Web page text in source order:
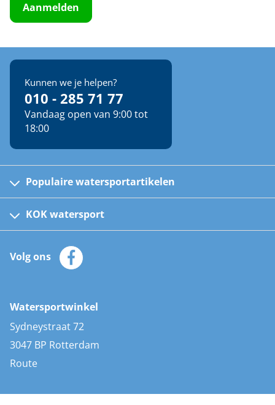
Aanmelden
Kunnen we je helpen?
010 - 285 71 77
Vandaag open van 9:00 tot
18:00
Populaire watersportartikelen
Kinder reddingsvesten
Automatische reddingsvesten
Zeilkleding
Zonnepanelen
AIS transponders
Stootwillen en fenders
Bootkussens
Zwemtrappen
KOK watersport
Klantenservice
Merken
Volg ons
Watersportwinkel
Sydneystraat 72
3047 BP Rotterdam
Route